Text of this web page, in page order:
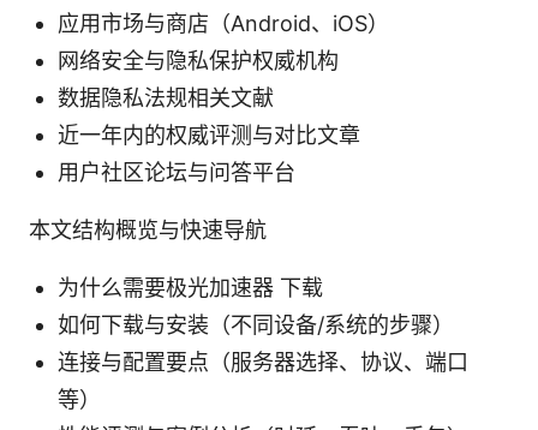
应用市场与商店（Android、iOS）
网络安全与隐私保护权威机构
数据隐私法规相关文献
近一年内的权威评测与对比文章
用户社区论坛与问答平台
本文结构概览与快速导航
为什么需要极光加速器 下载
如何下载与安装（不同设备/系统的步骤）
连接与配置要点（服务器选择、协议、端口
等）